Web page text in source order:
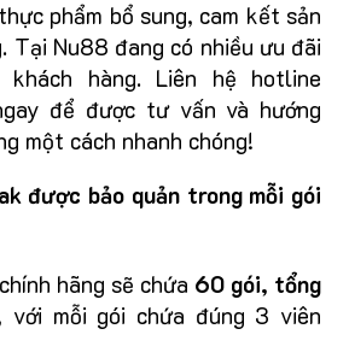
phẩm bổ sung, cam kết sản
Tại Nu88 đang có nhiều ưu đãi
khách hàng. Liên hệ hotline
để được tư vấn và hướng
một cách nhanh chóng!
được bảo quản trong mỗi gói
hãng sẽ chứa 60 gói, tổng
với mỗi gói chứa đúng 3 viên